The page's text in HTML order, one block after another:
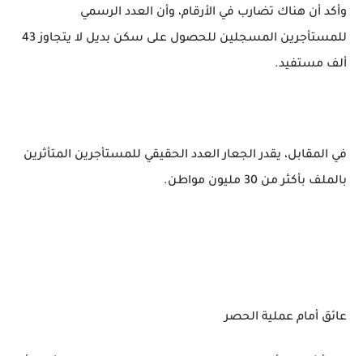
وأكد أن هناك تضارب في الأرقام، وأن العدد الرسمي
للمستأجرين المسجلين للحصول على سكن بديل لا يتجاوز 43
ألف مستفيد.
في المقابل، يقدر الجعار العدد الحقيقي للمستأجرين المتأثرين
بالملف بأكثر من 30 مليون مواطن.
عائق أمام عملية الحصر